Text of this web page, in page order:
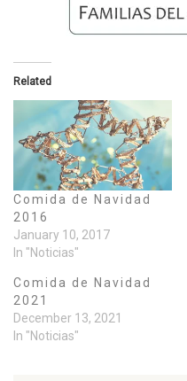
Related
Comida de Navidad
2016
January 10, 2017
In "Noticias"
Comida de Navidad
2021
December 13, 2021
In "Noticias"